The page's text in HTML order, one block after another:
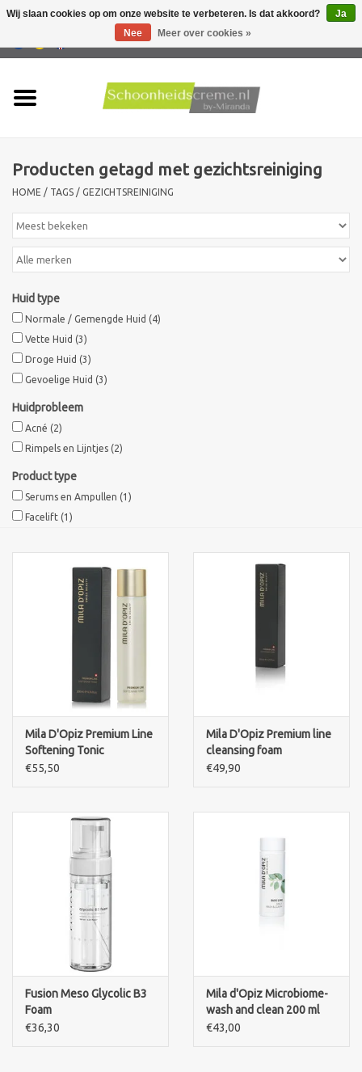
Producten
Huidproblemen
Mannen verzorging
Acties
Nieuw !!
Mila d'Opiz
Bernard cassiere
PCA SKINCARE
Merken
Producten getagd met gezichtsreiniging
HOME / TAGS / GEZICHTSREINIGING
Huid type
Normale / Gemengde Huid (4)
Vette Huid (3)
Droge Huid (3)
Gevoelige Huid (3)
Huidprobleem
Acné (2)
Rimpels en Lijntjes (2)
Product type
Serums en Ampullen (1)
Facelift (1)
Mila D'Opiz Premium Line
Softening Tonic
€55,50
Mila D'Opiz Premium line
cleansing foam
€49,90
Fusion Meso Glycolic B3
Foam
€36,30
Mila d'Opiz Microbiome-
wash and clean 200 ml
€43,00
Wij slaan cookies op om onze website te verbeteren. Is dat akkoord?
Ja
Nee
Meer over cookies »